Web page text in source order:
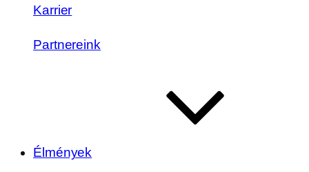
Karrier
Partnereink
Élmények